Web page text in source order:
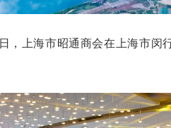
，上海市昭通商会在上海市闵